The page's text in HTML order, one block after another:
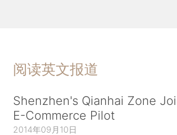
阅读英文报道
Shenzhen's Qianhai Zone
E-Commerce Pilot
2014年09月10日